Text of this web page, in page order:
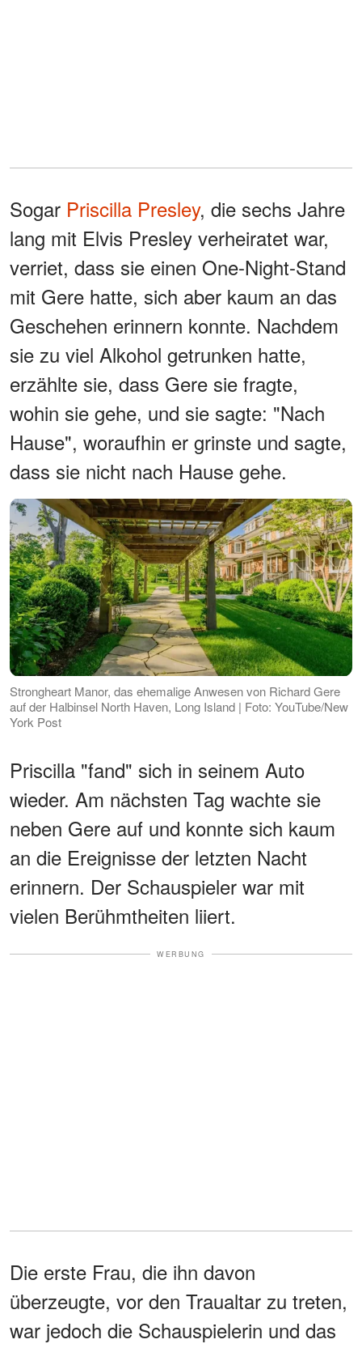
Sogar Priscilla Presley, die sechs Jahre
lang mit Elvis Presley verheiratet war,
verriet, dass sie einen One-Night-Stand
mit Gere hatte, sich aber kaum an das
Geschehen erinnern konnte. Nachdem
sie zu viel Alkohol getrunken hatte,
erzählte sie, dass Gere sie fragte,
wohin sie gehe, und sie sagte: "Nach
Hause", woraufhin er grinste und sagte,
dass sie nicht nach Hause gehe.
Strongheart Manor, das ehemalige Anwesen von Richard Gere
auf der Halbinsel North Haven, Long Island | Foto: YouTube/New
York Post
Priscilla "fand" sich in seinem Auto
wieder. Am nächsten Tag wachte sie
neben Gere auf und konnte sich kaum
an die Ereignisse der letzten Nacht
erinnern. Der Schauspieler war mit
vielen Berühmtheiten liiert.
WERBUNG
Die erste Frau, die ihn davon
überzeugte, vor den Traualtar zu treten,
war jedoch die Schauspielerin und das